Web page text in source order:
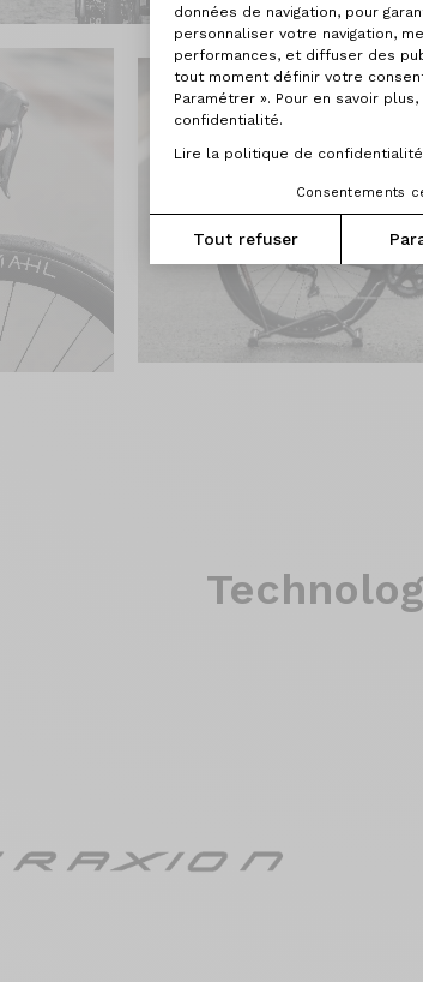
données de navigation, pour
personnaliser votre navigation,
performances, et diffuser des
tout moment définir votre
Paramétrer ». Pour en savoir
confidentialité.
Lire la politique de confidentialité
Consentements
Tout refuser